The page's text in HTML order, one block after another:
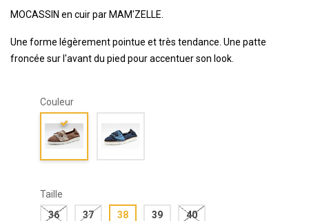
MOCASSIN en cuir par MAM'ZELLE.
Une forme légèrement pointue et très tendance. Une patte
froncée sur l'avant du pied pour accentuer son look.
Couleur
Taille
36
37 38 39 40